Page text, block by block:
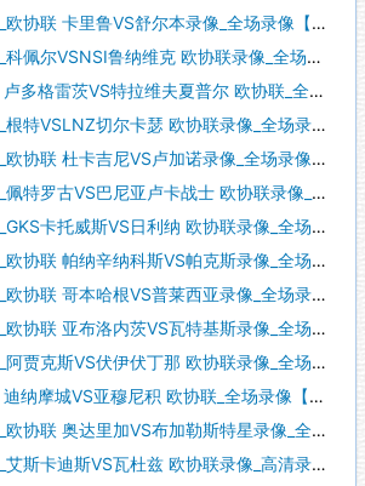
联 卡里鲁VS舒尔本录像_全场录像【全场回放】
VSNSI鲁纳维克 欧协联录像_全场录像【高清回放】
茨VS特拉维夫夏普尔 欧协联_全场录像【视频集锦】
切尔卡瑟 欧协联录像_全场录像【全场回放】
杜卡吉尼VS卢加诺录像_全场录像【视频集锦】
VS巴尼亚卢卡战士 欧协联录像_全场录像【视频集锦】
托威斯VS日利纳 欧协联录像_全场录像【高清回放】
帕纳辛纳科斯VS帕克斯录像_全场录像【全场回放】
哥本哈根VS普莱西亚录像_全场录像【全场回放】
亚布洛内茨VS瓦特基斯录像_全场录像【视频集锦】
斯VS伏伊伏丁那 欧协联录像_全场录像【视频集锦】
城VS亚穆尼积 欧协联_全场录像【视频集锦】
奥达里加VS布加勒斯特星录像_全场录像【视频集锦】
迪斯VS瓦杜兹 欧协联录像_高清录像【全场回放】